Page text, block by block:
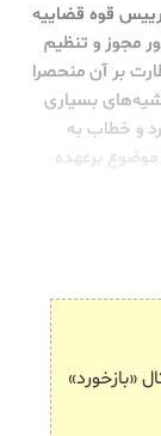
امضای رییس قوه قضاییه
مجوز و تنظیم
بر آن منحصرا
بسیاری
و خطاب به
برعهده
«بازخورد»